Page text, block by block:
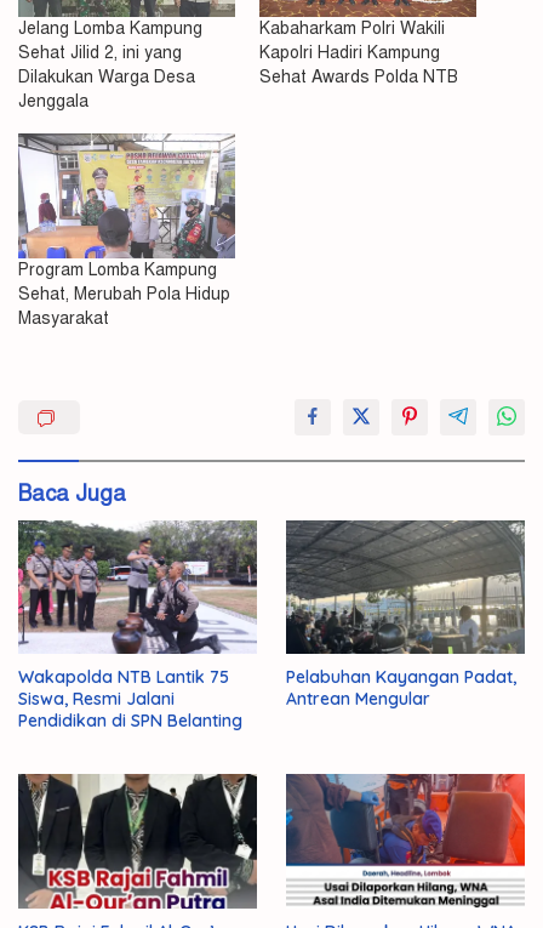
Jelang Lomba Kampung
Sehat Jilid 2, ini yang
Dilakukan Warga Desa
Jenggala
Kabaharkam Polri Wakili
Kapolri Hadiri Kampung
Sehat Awards Polda NTB
Program Lomba Kampung
Sehat, Merubah Pola Hidup
Masyarakat
Sehat
Baca Juga
Wakapolda NTB Lantik 75
Siswa, Resmi Jalani
Pendidikan di SPN Belanting
Pelabuhan Kayangan Padat,
Antrean Mengular